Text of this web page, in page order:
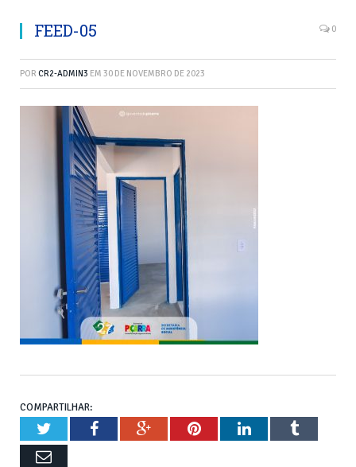
FEED-05 0
POR CR2-ADMIN3 EM 30 DE NOVEMBRO DE 2023
COMPARTILHAR:
TwitterFacebookGoogle+PinterestLinkedInTumblr
Email